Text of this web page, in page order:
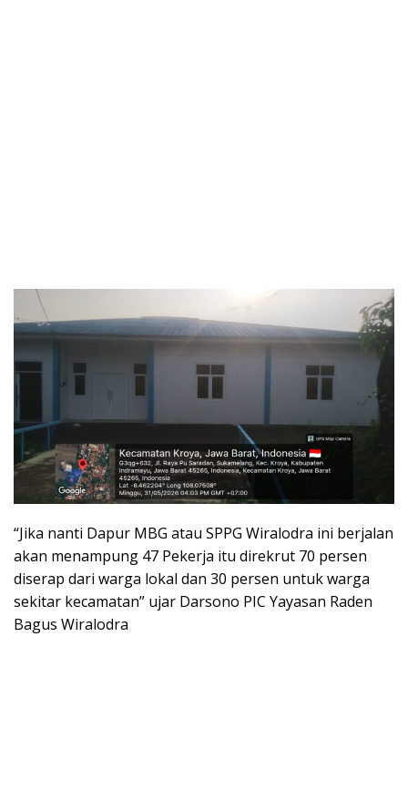
“Jika nanti Dapur MBG atau SPPG Wiralodra ini berjalan
akan menampung 47 Pekerja itu direkrut 70 persen
diserap dari warga lokal dan 30 persen untuk warga
sekitar kecamatan” ujar Darsono PIC Yayasan Raden
Bagus Wiralodra